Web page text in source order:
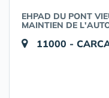
EHPAD DU PONT
MAINTIEN DE
11000 -